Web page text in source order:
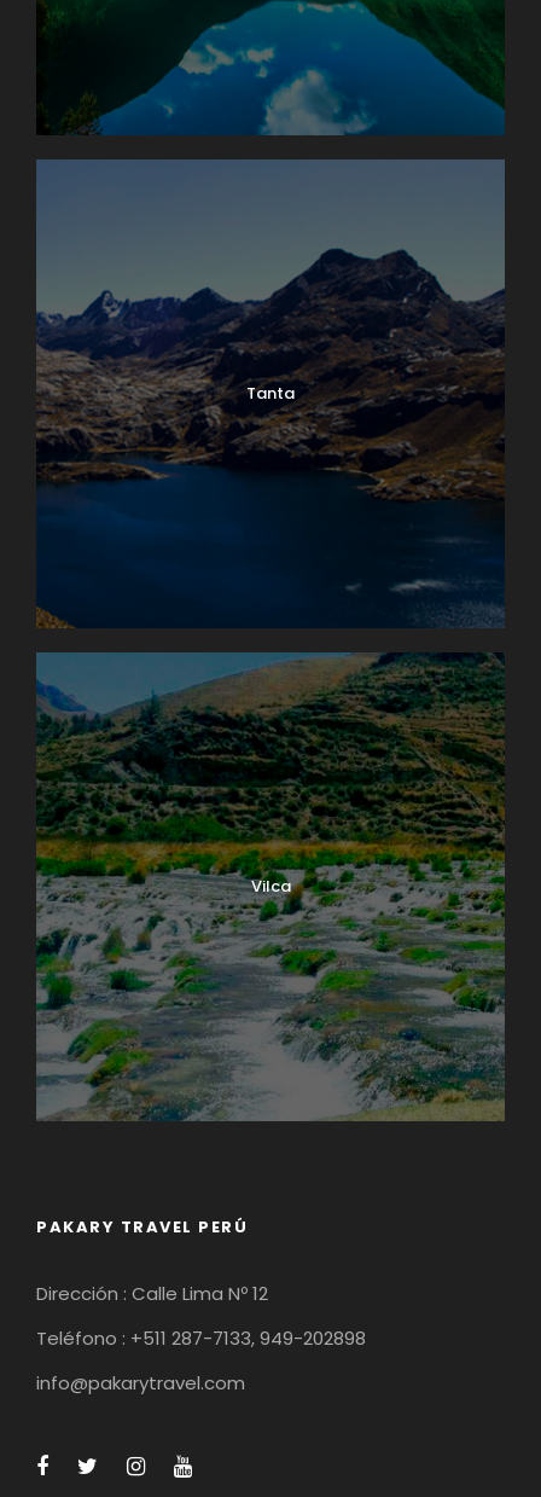
Tanta
Vilca
PAKARY TRAVEL PERÚ
Dirección : Calle Lima Nº 12
Teléfono : +511 287-7133, 949-202898
info@pakarytravel.com